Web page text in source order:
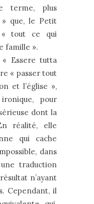
terme, plus
» que, le Petit
« tout ce qui
famille ».
« Essere tutta
« passer tout
et l’église »,
pour
dont la
réalité, elle
qui cache
dans
traduction
n’ayant
Cependant, il